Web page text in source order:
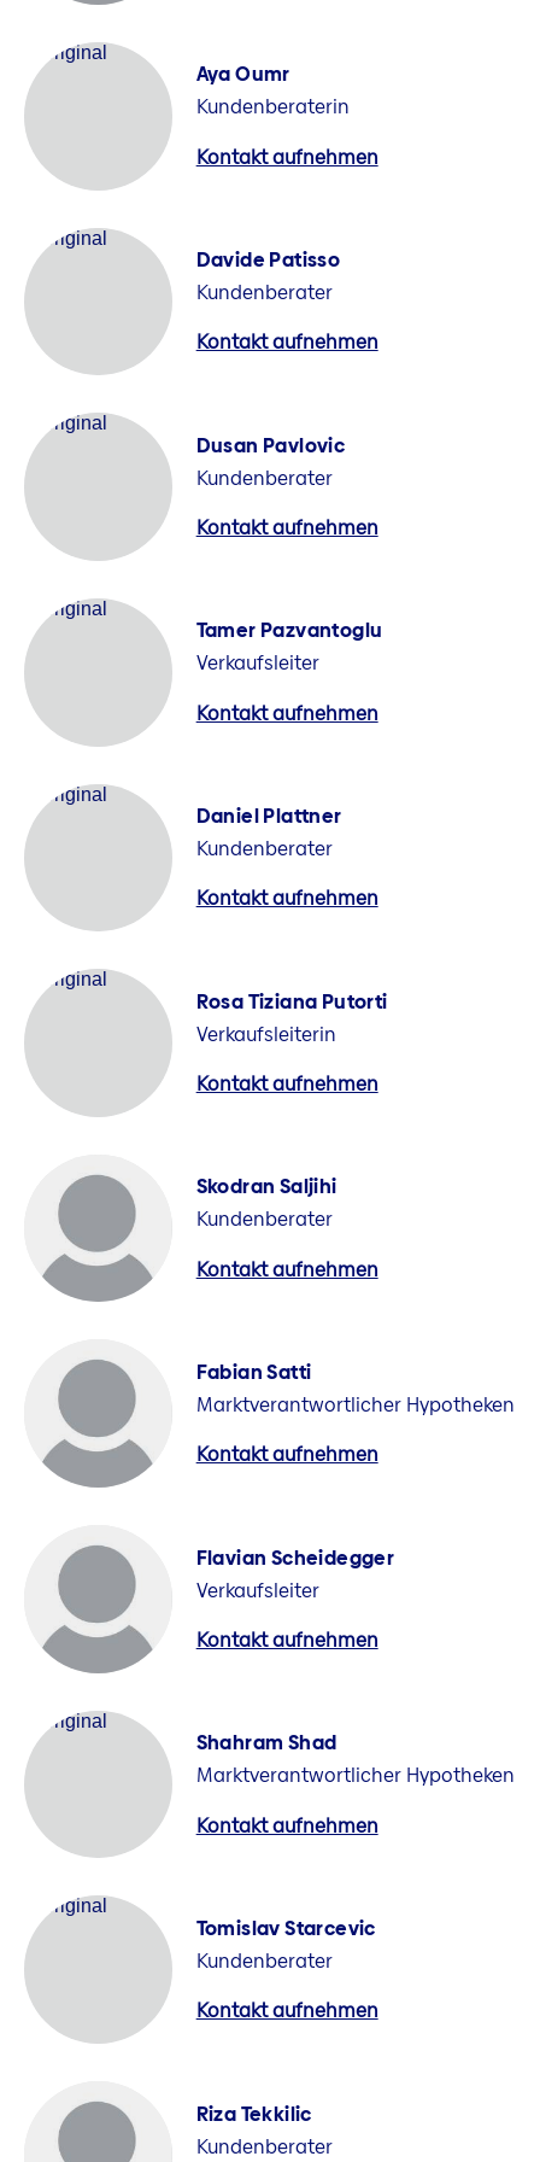
Aya Oumr
Kundenberaterin
Kontakt aufnehmen
Davide Patisso
Kundenberater
Kontakt aufnehmen
Dusan Pavlovic
Kundenberater
Kontakt aufnehmen
Tamer Pazvantoglu
Verkaufsleiter
Kontakt aufnehmen
Daniel Plattner
Kundenberater
Kontakt aufnehmen
Rosa Tiziana Putorti
Verkaufsleiterin
Kontakt aufnehmen
Skodran Saljihi
Kundenberater
Kontakt aufnehmen
Fabian Satti
Marktverantwortlicher Hypotheken
Kontakt aufnehmen
Flavian Scheidegger
Verkaufsleiter
Kontakt aufnehmen
Shahram Shad
Marktverantwortlicher Hypotheken
Kontakt aufnehmen
Tomislav Starcevic
Kundenberater
Kontakt aufnehmen
Riza Tekkilic
Kundenberater